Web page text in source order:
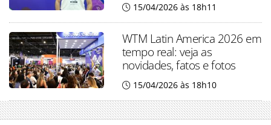
15/04/2026 às 18h11
WTM Latin America 2026 em
tempo real: veja as
novidades, fatos e fotos
15/04/2026 às 18h10